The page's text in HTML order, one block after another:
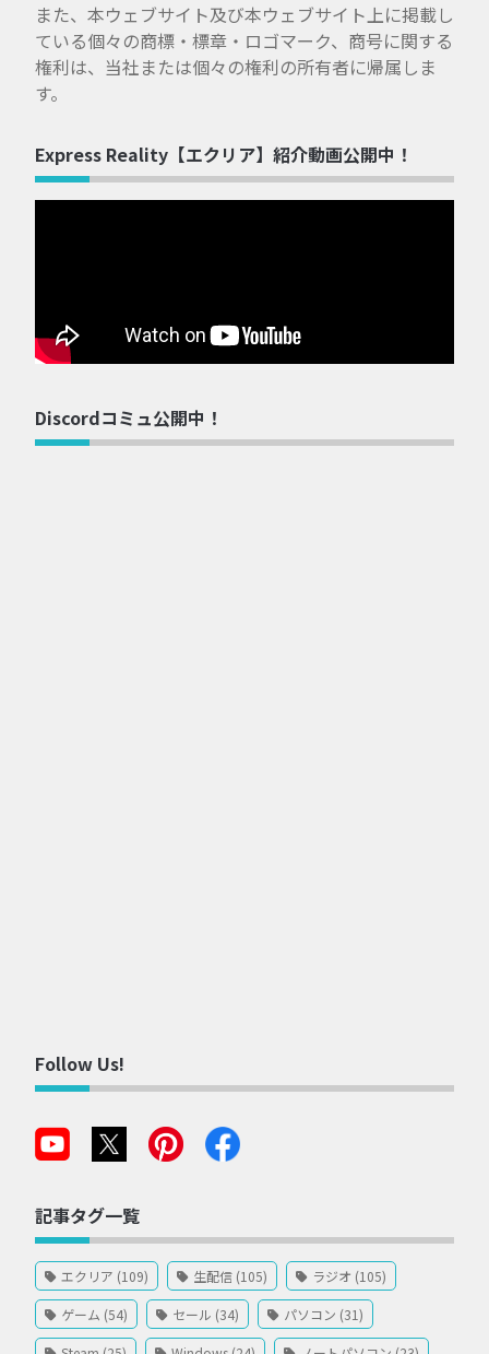
また、本ウェブサイト及び本ウェブサイト上に掲載し
ている個々の商標・標章・ロゴマーク、商号に関する
権利は、当社または個々の権利の所有者に帰属しま
す。
Express Reality【エクリア】紹介動画公開中！
Discordコミュ公開中！
Follow Us!
記事タグ一覧
エクリア (109) 生配信 (105) ラジオ (105)
ゲーム (54) セール (34) パソコン (31)